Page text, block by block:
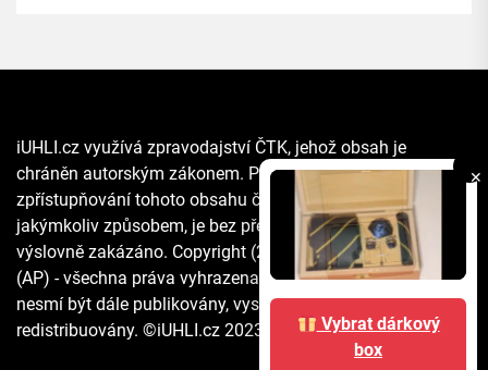
✕
Vybrat dárkový
box
iUHLI.cz využívá zpravodajství ČTK, jehož obsah je
chráněn autorským zákonem. Přepis, šíření či další
zpřístupňování tohoto obsahu či jeho části veřejnosti, a to
jakýmkoliv způsobem, je bez předchozího souhlasu ČTK
výslovně zakázáno. Copyright (2021) The Associated Press
(AP) - všechna práva vyhrazena. Materiály agentury AP
nesmí být dále publikovány, vysílány, přepisovány nebo
redistribuovány. ©iUHLI.cz 2023 All rights reserved.